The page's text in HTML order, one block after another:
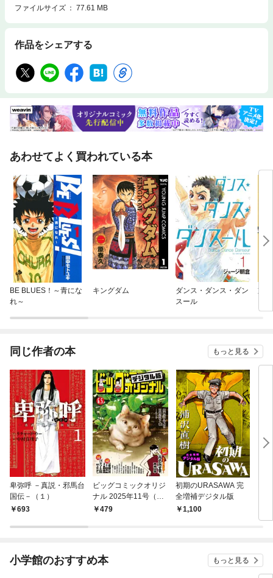
ファイルサイズ
77.61 MB
作品をシェアする
あわせてよく買われている本
BE BLUES！～青にな
れ～
キングダム
ダンス・ダンス・ダン
スール
重
同じ作者の本 もっと見る
卑弥呼 －真説・邪馬台
国伝－（１）
693
ビッグコミックオリジ
ナル 2025年11号（20
25年5月20日発売)
479
初期のURASAWA 完
全増補デジタル版
1,100
小学館のおすすめ本 もっと見る